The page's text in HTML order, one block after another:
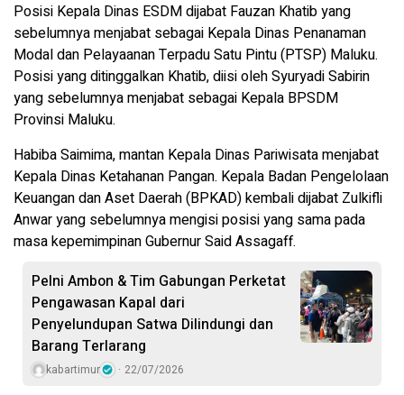
Posisi Kepala Dinas ESDM dijabat Fauzan Khatib yang
sebelumnya menjabat sebagai Kepala Dinas Penanaman
Modal dan Pelayaanan Terpadu Satu Pintu (PTSP) Maluku.
Posisi yang ditinggalkan Khatib, diisi oleh Syuryadi Sabirin
yang sebelumnya menjabat sebagai Kepala BPSDM
Provinsi Maluku.
Habiba Saimima, mantan Kepala Dinas Pariwisata menjabat
Kepala Dinas Ketahanan Pangan. Kepala Badan Pengelolaan
Keuangan dan Aset Daerah (BPKAD) kembali dijabat Zulkifli
Anwar yang sebelumnya mengisi posisi yang sama pada
masa kepemimpinan Gubernur Said Assagaff.
Pelni Ambon & Tim Gabungan Perketat
Pengawasan Kapal dari
Penyelundupan Satwa Dilindungi dan
Barang Terlarang
kabartimur 22/07/2026